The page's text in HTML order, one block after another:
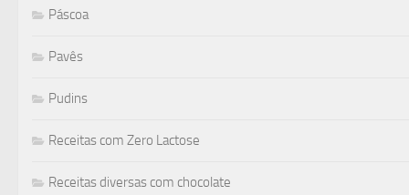
Páscoa
Pavês
Pudins
Receitas com Zero Lactose
Receitas diversas com chocolate